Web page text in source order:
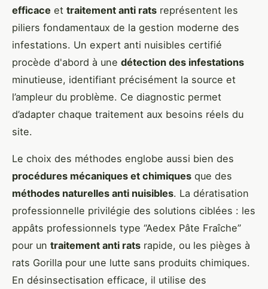
efficace et traitement anti rats représentent les
piliers fondamentaux de la gestion moderne des
infestations. Un expert anti nuisibles certifié
procède d'abord à une détection des infestations
minutieuse, identifiant précisément la source et
l’ampleur du problème. Ce diagnostic permet
d’adapter chaque traitement aux besoins réels du
site.
Le choix des méthodes englobe aussi bien des
procédures mécaniques et chimiques que des
méthodes naturelles anti nuisibles. La dératisation
professionnelle privilégie des solutions ciblées : les
appâts professionnels type “Aedex Pâte Fraîche”
pour un traitement anti rats rapide, ou les pièges à
rats Gorilla pour une lutte sans produits chimiques.
En désinsectisation efficace, il utilise des